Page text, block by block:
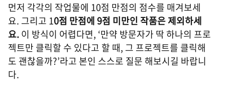
먼저 각각의 작업물에 10점 만점의 점수를 매겨보세
요. 그리고 10점 만점에 9점 미만인 작품은 제외하세
요.이 방식이 어렵다면, ‘만약 방문자가 딱 하나의 프로
젝트만 클릭할 수 있다고 할 때, 그 프로젝트를 클릭해
도 괜찮을까?’라고 본인 스스로 질문 해보시길 바랍니
다.